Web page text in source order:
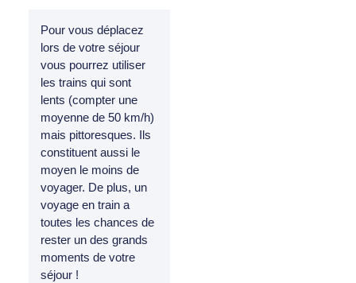
Pour vous déplacez
lors de votre séjour
vous pourrez utiliser
les trains qui sont
lents (compter une
moyenne de 50 km/h)
mais pittoresques. Ils
constituent aussi le
moyen le moins de
voyager. De plus, un
voyage en train a
toutes les chances de
rester un des grands
moments de votre
séjour !